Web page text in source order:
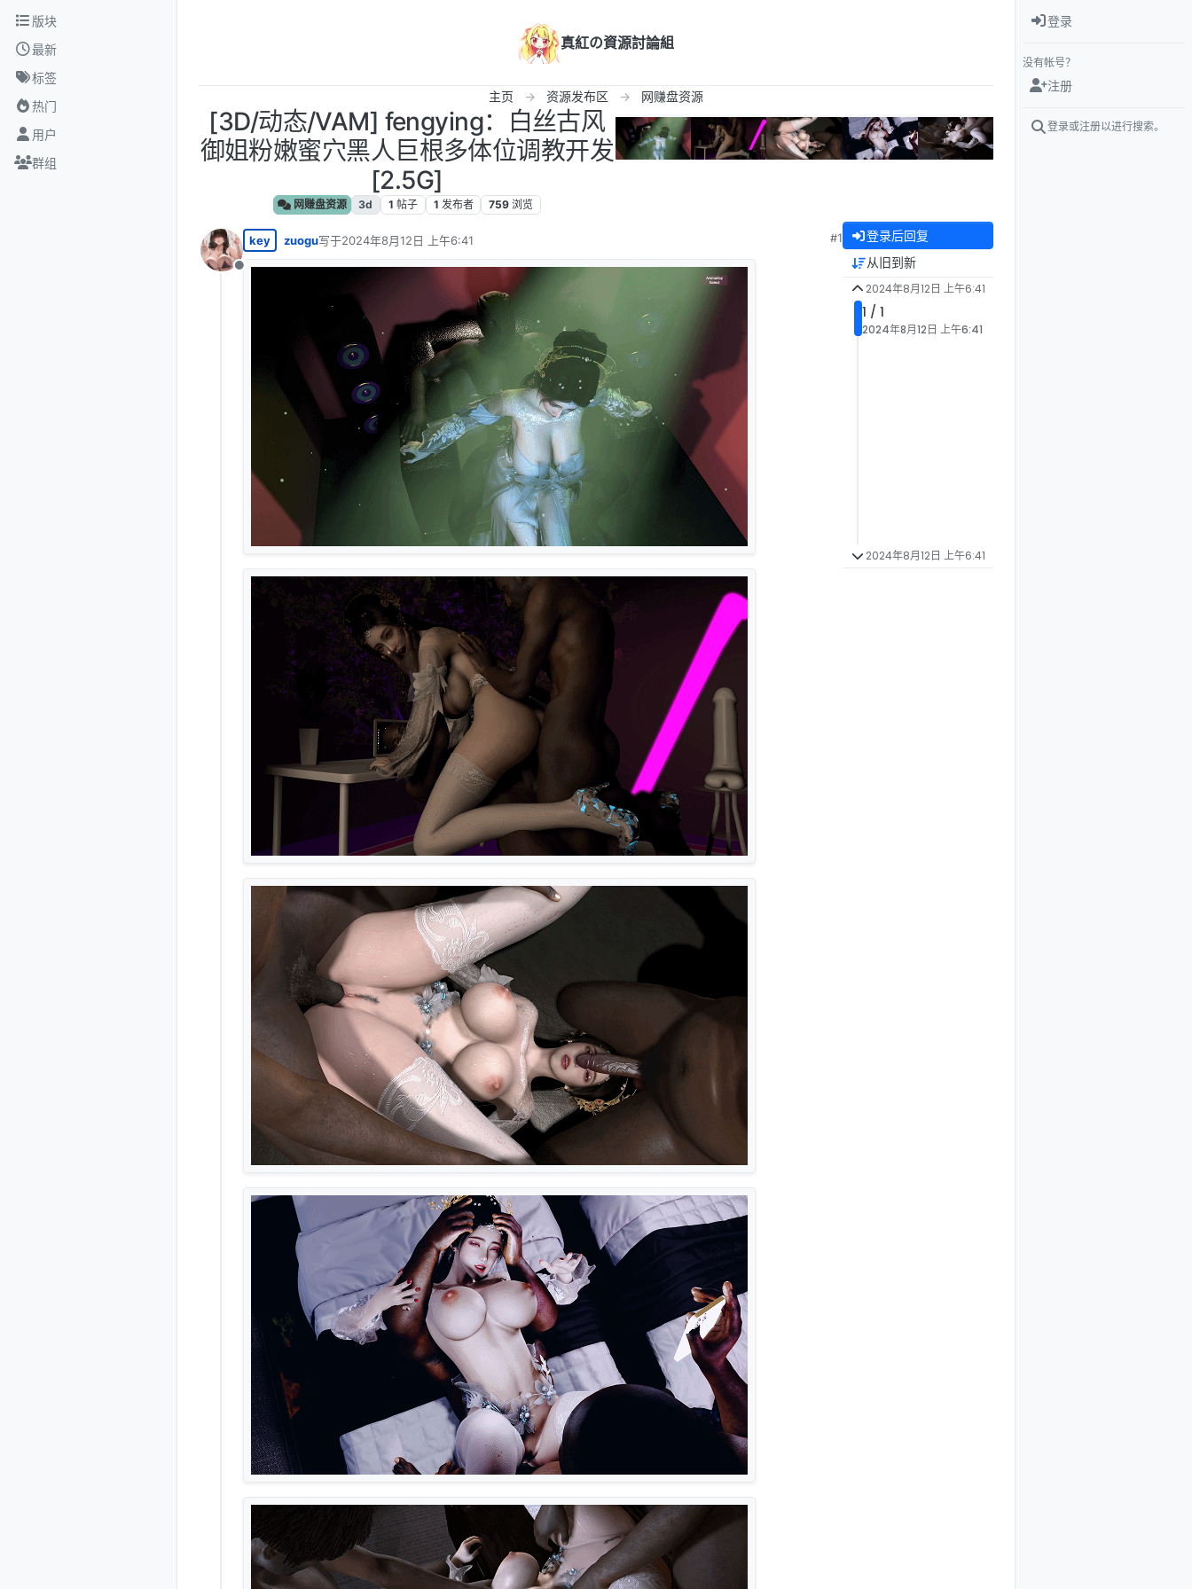
跳转至内容
版块
最新
标签
热门
用户
群组
真紅の資源討論組
主页 资源发布区 网赚盘资源
[3D/动态/VAM] fengying：白丝古风
御姐粉嫩蜜穴黑人巨根多体位调教开发
[2.5G]
网赚盘资源 3d 1 帖子 1 发布者 759 浏览
离线
key zuogu写于2024年8月12日 上午6:41
最后由 编辑
#1 登录后回复
从旧到新
2024年8月12日 上午6:41
1 / 1
2024年8月12日 上午6:41
2024年8月12日 上午6:41
登录
没有帐号？
注册
登录或注册以进行搜索。